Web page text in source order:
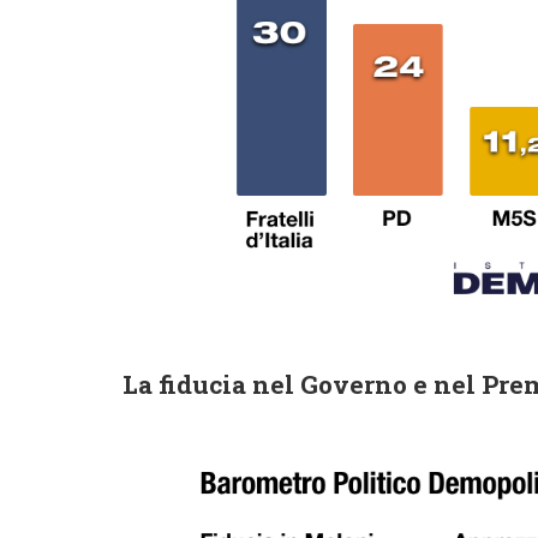
La fiducia nel Governo e nel